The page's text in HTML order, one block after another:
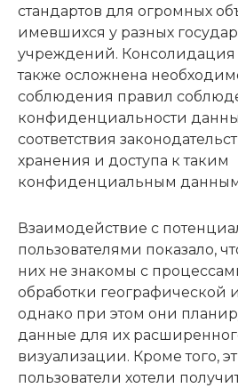
стандартов для огромных
имевшихся у разных
учреждений. Консолидация
также осложнена
соблюдения правил
конфиденциальности
соответствия
хранения и доступа к таким
конфиденциальным
Взаимодействие с
пользователями показало,
них не знакомы с
обработки
однако при этом они
данные для их
визуализации. Кроме того,
пользователи хотели